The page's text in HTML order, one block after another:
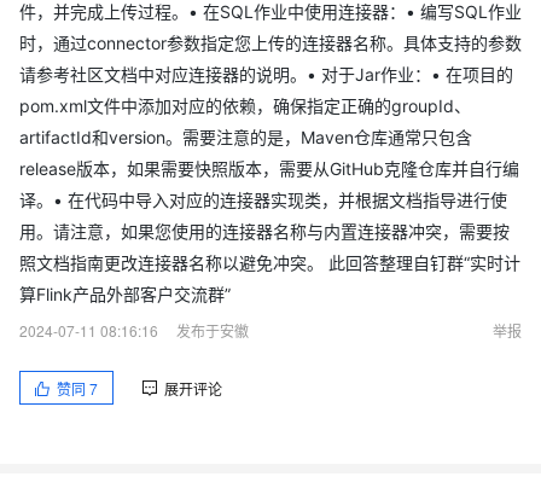
件，并完成上传过程。• 在SQL作业中使用连接器：• 编写SQL作业
时，通过connector󠁪参数指定您上传的连接器名称。具体支持的参数
请参考社区文档中对应连接器的说明。• 对于Jar作业：• 在项目的
pom.xml󠁪文件中添加对应的依赖，确保指定正确的groupId、
artifactId和version。需要注意的是，Maven仓库通常只包含
release版本，如果需要快照版本，需要从GitHub克隆仓库并自行编
译。• 在代码中导入对应的连接器实现类，并根据文档指导进行使
用。请注意，如果您使用的连接器名称与内置连接器冲突，需要按
照文档指南更改连接器名称以避免冲突。 此回答整理自钉群“实时计
算Flink产品外部客户交流群”
2024-07-11 08:16:16
发布于安徽 举报
赞同 7 展开评论